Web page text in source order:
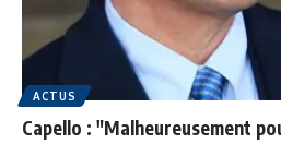
ACTUS
Capello : "Malheureusement